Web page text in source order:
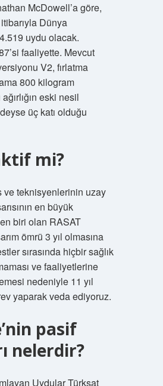
McDowell’a göre,
Dünya
uydu olacak.
faaliyette. Mevcut
V2, fırlatma
800 kilogram
ağırlığın eski nesil
üç katı olduğu
mi?
ve teknisyenlerinin uzay
en büyük
biri olan RASAT
ömrü 3 yıl olmasına
sırasında hiçbir sağlık
ve faaliyetlerine
nedeniyle 11 yıl
yaparak veda ediyoruz.
pasif
nelerdir?
Uydular Türksat